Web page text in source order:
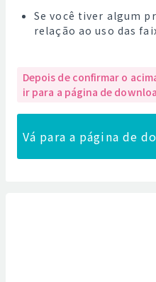
Se você tiver algum
relação ao uso das
Depois de confirmar o
ir para a página de
Vá para a página de